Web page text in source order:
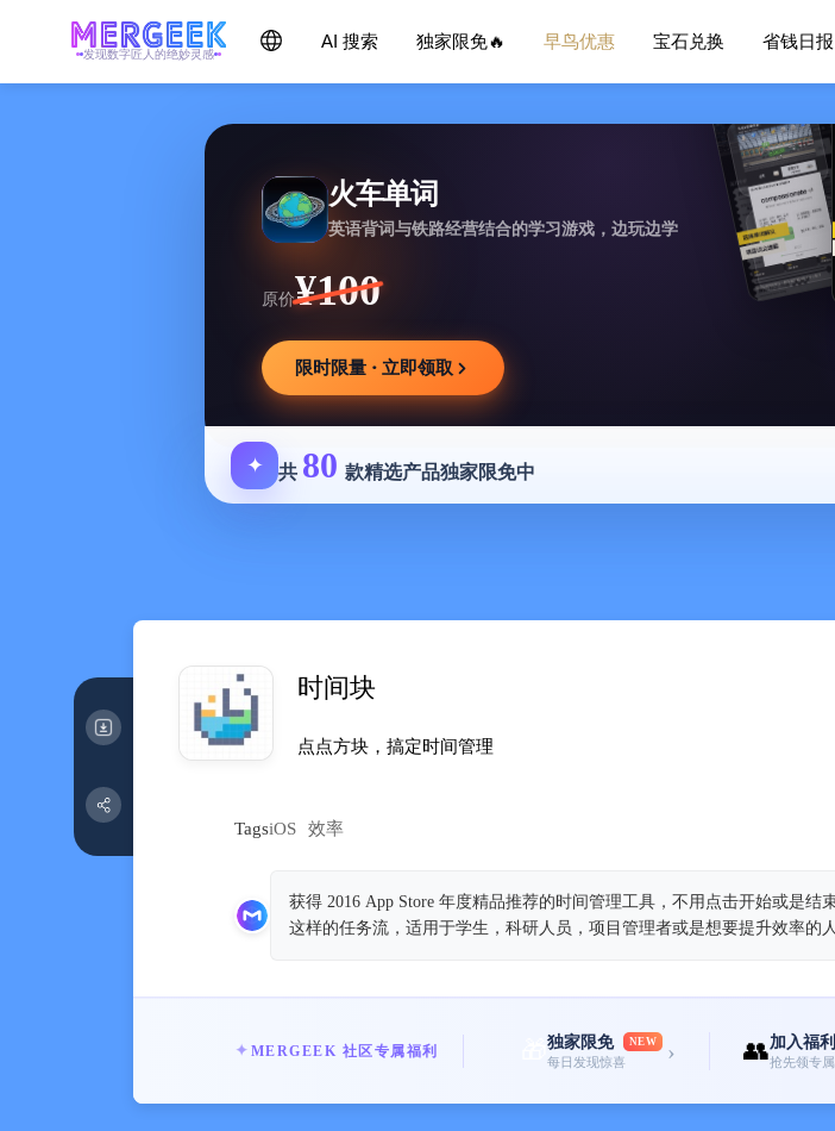
发现数字匠人的绝妙灵感
AI 搜索 独家限免🔥 早鸟优惠 宝石兑换 省钱日报
火车单词
英语背词与铁路经营结合的学习游戏，边玩边学
原价¥100
限时限量 · 立即领取
✦ 共 80 款精选产品独家限免中
时间块
点点方块，搞定时间管‪理‬
TagsiOS 效率
获得 2016 App Store 年度精品推荐的时间管理工具，不用点击开始或是结
这样的任务流，适用于学生，科研人员，项目管理者或是想要提升效率的
✦ MERGEEK 社区专属福利 独家限免 NEW
每日发现惊喜 › 👥加入福
抢先领专属